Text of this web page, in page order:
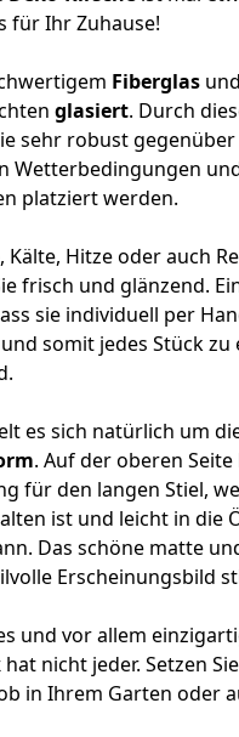
für Ihr Zuhause!
Fiberglas
glasiert. Durch
sehr robust gegenüber
Wetterbedingungen
platziert werden.
Kälte, Hitze oder auch
frisch und glänzend.
sie individuell per
somit jedes Stück zu
es sich natürlich um
. Auf der oberen
für den langen Stiel,
ist und leicht in die
Das schöne matte
Erscheinungsbild
und vor allem
hat nicht jeder. Setzen
in Ihrem Garten oder